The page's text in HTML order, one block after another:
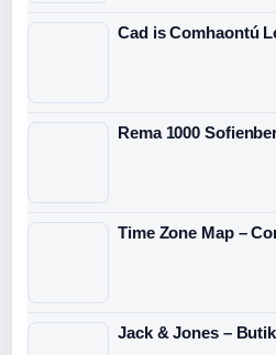
Cad is Comhaontú
Rema 1000
Time Zone Map –
Jack & Jones –